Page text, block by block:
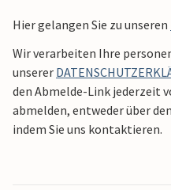
Hier gelangen Sie zu unseren
Wir verarbeiten Ihre
unserer
den Abmelde-Link jederzeit
abmelden, entweder über
indem Sie uns kontaktieren.